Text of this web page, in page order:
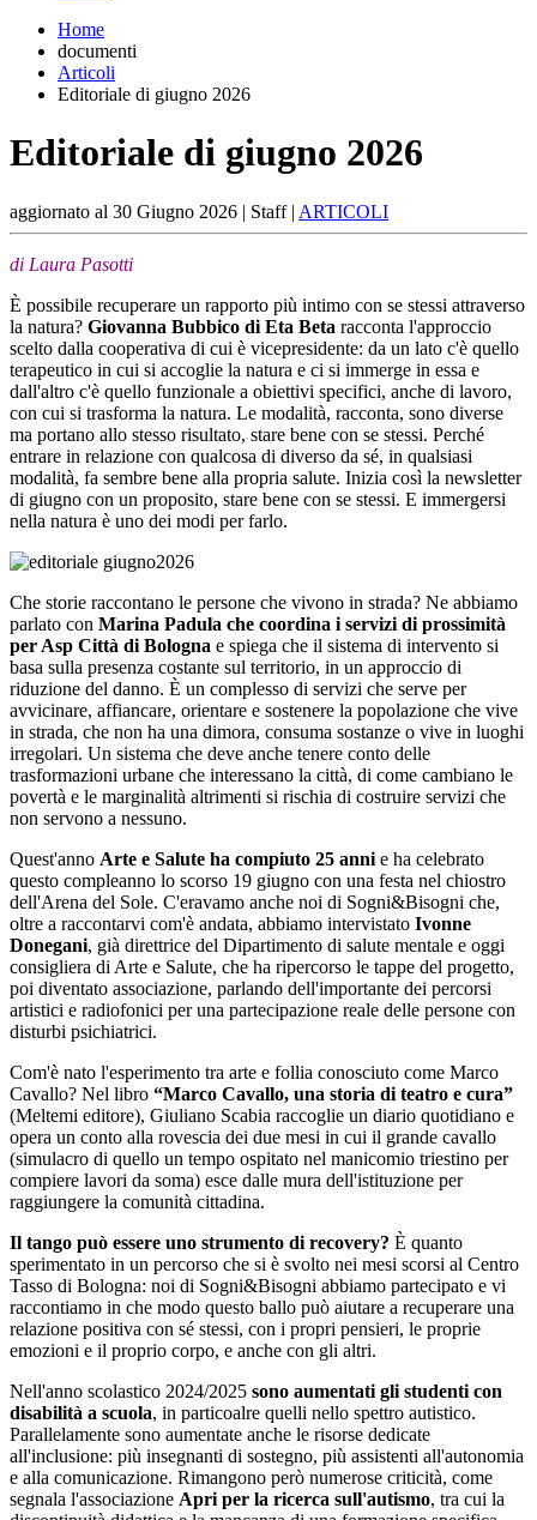
Home
documenti
Articoli
Editoriale di giugno 2026
Editoriale di giugno 2026
aggiornato al 30 Giugno 2026 | Staff | ARTICOLI
di Laura Pasotti
È possibile recuperare un rapporto più intimo con se stessi attraverso
la natura? Giovanna Bubbico di Eta Beta racconta l'approccio
scelto dalla cooperativa di cui è vicepresidente: da un lato c'è quello
terapeutico in cui si accoglie la natura e ci si immerge in essa e
dall'altro c'è quello funzionale a obiettivi specifici, anche di lavoro,
con cui si trasforma la natura. Le modalità, racconta, sono diverse
ma portano allo stesso risultato, stare bene con se stessi. Perché
entrare in relazione con qualcosa di diverso da sé, in qualsiasi
modalità, fa sembre bene alla propria salute. Inizia così la newsletter
di giugno con un proposito, stare bene con se stessi. E immergersi
nella natura è uno dei modi per farlo.
Che storie raccontano le persone che vivono in strada? Ne abbiamo
parlato con Marina Padula che coordina i servizi di prossimità
per Asp Città di Bologna e spiega che il sistema di intervento si
basa sulla presenza costante sul territorio, in un approccio di
riduzione del danno. È un complesso di servizi che serve per
avvicinare, affiancare, orientare e sostenere la popolazione che vive
in strada, che non ha una dimora, consuma sostanze o vive in luoghi
irregolari. Un sistema che deve anche tenere conto delle
trasformazioni urbane che interessano la città, di come cambiano le
povertà e le marginalità altrimenti si rischia di costruire servizi che
non servono a nessuno.
Quest'anno Arte e Salute ha compiuto 25 anni e ha celebrato
questo compleanno lo scorso 19 giugno con una festa nel chiostro
dell'Arena del Sole. C'eravamo anche noi di Sogni&Bisogni che,
oltre a raccontarvi com'è andata, abbiamo intervistato Ivonne
Donegani, già direttrice del Dipartimento di salute mentale e oggi
consigliera di Arte e Salute, che ha ripercorso le tappe del progetto,
poi diventato associazione, parlando dell'importante dei percorsi
artistici e radiofonici per una partecipazione reale delle persone con
disturbi psichiatrici.
Com'è nato l'esperimento tra arte e follia conosciuto come Marco
Cavallo? Nel libro “Marco Cavallo, una storia di teatro e cura”
(Meltemi editore), Giuliano Scabia raccoglie un diario quotidiano e
opera un conto alla rovescia dei due mesi in cui il grande cavallo
(simulacro di quello un tempo ospitato nel manicomio triestino per
compiere lavori da soma) esce dalle mura dell'istituzione per
raggiungere la comunità cittadina.
Il tango può essere uno strumento di recovery? È quanto
sperimentato in un percorso che si è svolto nei mesi scorsi al Centro
Tasso di Bologna: noi di Sogni&Bisogni abbiamo partecipato e vi
raccontiamo in che modo questo ballo può aiutare a recuperare una
relazione positiva con sé stessi, con i propri pensieri, le proprie
emozioni e il proprio corpo, e anche con gli altri.
Nell'anno scolastico 2024/2025 sono aumentati gli studenti con
disabilità a scuola, in particoalre quelli nello spettro autistico.
Parallelamente sono aumentate anche le risorse dedicate
all'inclusione: più insegnanti di sostegno, più assistenti all'autonomia
e alla comunicazione. Rimangono però numerose criticità, come
segnala l'associazione Apri per la ricerca sull'autismo, tra cui la